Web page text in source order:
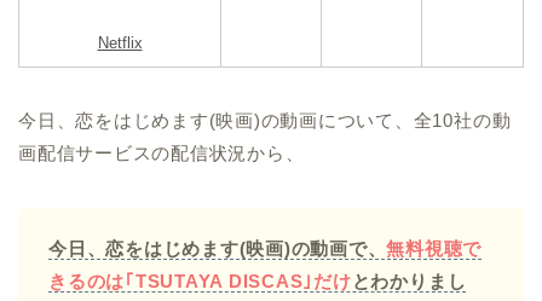
Netflix
今日、恋をはじめます(映画)の動画について、全10社の動
画配信サービスの配信状況から、
今日、恋をはじめます(映画)の動画で、無料視聴で
きるのは｢TSUTAYA DISCAS｣だけとわかりまし